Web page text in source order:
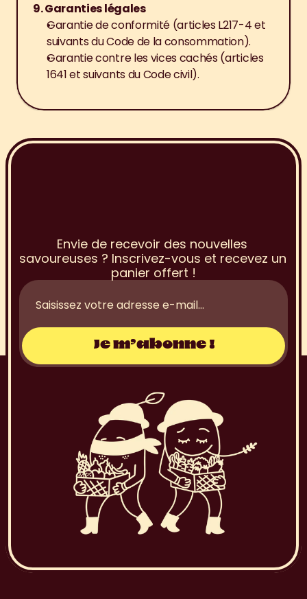
9. Garanties légales
Garantie de conformité (articles L217-4 et
suivants du Code de la consommation).
Garantie contre les vices cachés (articles
1641 et suivants du Code civil).
la Newslette
Envie de recevoir des nouvelles
savoureuses ? Inscrivez-vous et recevez un
panier offert !